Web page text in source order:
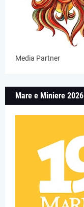
Media Partner
Mare e Miniere 2026